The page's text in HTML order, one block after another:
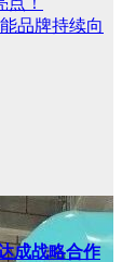
品牌持续向
成战略合作